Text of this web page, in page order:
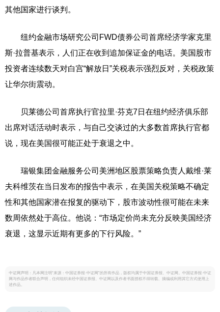
其他国家进行谈判。
纽约金融市场研究公司FWD债券公司首席经济学家克里
斯·拉普基表示，人们正在收到追加保证金的电话。美国股市
投资者连续数天对白宫“解放日”关税表示强烈反对，关税政策
让华尔街震动。
贝莱德公司首席执行官拉里·芬克7日在纽约经济俱乐部
出席对话活动时表示，与自己交谈过的大多数首席执行官都
说，现在美国很可能正处于衰退之中。
瑞银集团金融服务公司美洲地区股票策略负责人戴维·莱
夫科维茨在当日发布的报告中表示，在美国关税策略不确定
性和其他国家潜在报复的驱动下，股市波动性很可能在未来
数周依然处于高位。他说：“市场定价尚未充分反映美国经济
衰退，这显示近期有更多的下行风险。”
中证网声明：凡本网注明“来源：中国证券报·中证网”的所有作品，版权均属于中国证券报、中证网。中国证券报·中证
网与作品作者联合声明，任何组织未经中国证券报、中证网以及作者书面授权不得转载、摘编或利用其它方式使用上
述作品。